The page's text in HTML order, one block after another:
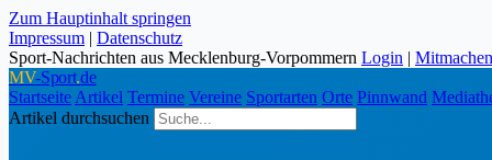
Zum Hauptinhalt springen
Impressum | Datenschutz
Sport-Nachrichten aus Mecklenburg-Vorpommern Login | Mitmachen
MV-Sport.de
Startseite Artikel Termine Vereine Sportarten Orte Pinnwand
Artikel durchsuchen